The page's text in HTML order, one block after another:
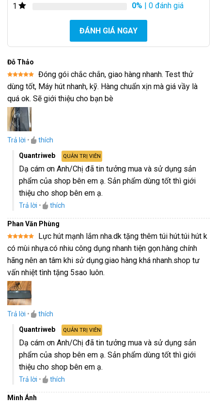
1
0% | 0 đánh giá
ĐÁNH GIÁ NGAY
Đỗ Thảo
Được xếp
hạng5
5
Đóng gói chắc chắn, giao hàng nhanh. Test thử
dùng tốt, Máy hút nhanh, kỹ. Hàng chuẩn xịn mà giá vầy là
quá ok. Sẽ giới thiệu cho bạn bè
Trả lời •
thích
Quantriweb
QUẢN TRỊ VIÊN
Dạ cám ơn Anh/Chị đã tin tưởng mua và sử dụng sản
phẩm của shop bên em ạ. Sản phẩm dùng tốt thì giới
thiệu cho shop bên em ạ.
Trả lời • thích
Phan Văn Phùng
Được xếp
hạng 55
Lực hút mạnh lắm nha.dk tặng thêm túi hút.túi hút k
có mùi nhựa.có nhiu công dụng nhanh tiện gọn.hàng chính
hãng nên an tâm khi sử dụng.giao hàng khá nhanh.shop tư
vấn nhiệt tình tặng 5sao luôn.
Trả lời •
thích
Quantriweb
QUẢN TRỊ VIÊN
Dạ cám ơn Anh/Chị đã tin tưởng mua và sử dụng sản
phẩm của shop bên em ạ. Sản phẩm dùng tốt thì giới
thiệu cho shop bên em ạ.
Trả lời • thích
Minh Ánh